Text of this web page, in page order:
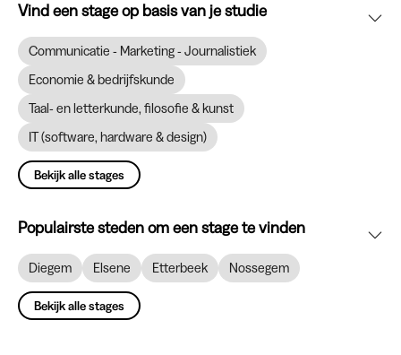
Vind een stage op basis van je studie
Communicatie - Marketing - Journalistiek
Economie & bedrijfskunde
Taal- en letterkunde, filosofie & kunst
IT (software, hardware & design)
Bekijk alle stages
Populairste steden om een stage te vinden
Diegem Elsene Etterbeek Nossegem
Bekijk alle stages